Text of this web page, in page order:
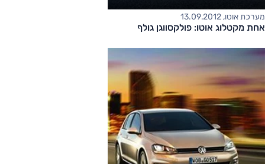
מערכת אוטו, 13.09.2012
אחת מקטלוג אוטו: פולקסווגן גולף